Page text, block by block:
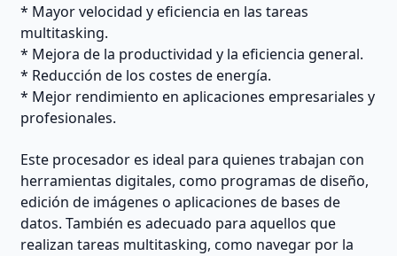
* Mayor velocidad y eficiencia en las tareas
multitasking.
* Mejora de la productividad y la eficiencia general.
* Reducción de los costes de energía.
* Mejor rendimiento en aplicaciones empresariales y
profesionales.
Este procesador es ideal para quienes trabajan con
herramientas digitales, como programas de diseño,
edición de imágenes o aplicaciones de bases de
datos. También es adecuado para aquellos que
realizan tareas multitasking, como navegar por la